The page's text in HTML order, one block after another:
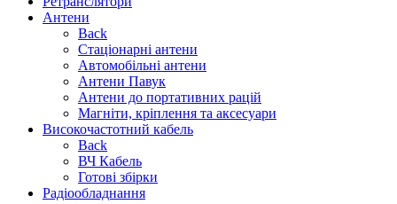
Антени
Back
Стаціонарні антени
Автомобільні антени
Антени Павук
Антени до портативних рацій
Магніти, кріплення та аксесуари
Високочастотний кабель
Back
ВЧ Кабель
Готові збірки
Радіообладнання